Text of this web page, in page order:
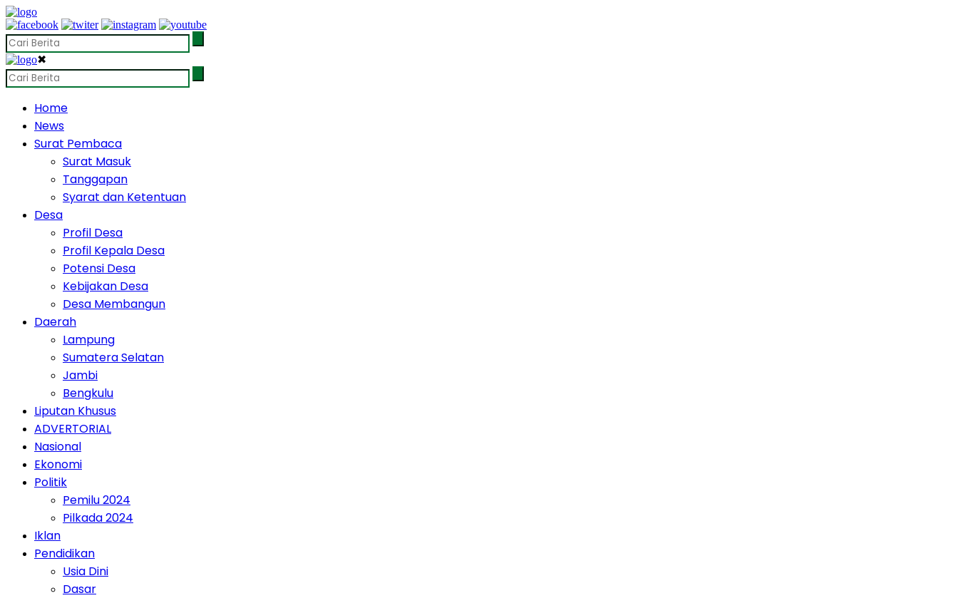
✖
Home
News
Surat Pembaca
Surat Masuk
Tanggapan
Syarat dan Ketentuan
Desa
Profil Desa
Profil Kepala Desa
Potensi Desa
Kebijakan Desa
Desa Membangun
Daerah
Lampung
Sumatera Selatan
Jambi
Bengkulu
Liputan Khusus
ADVERTORIAL
Nasional
Ekonomi
Politik
Pemilu 2024
Pilkada 2024
Iklan
Pendidikan
Usia Dini
Dasar